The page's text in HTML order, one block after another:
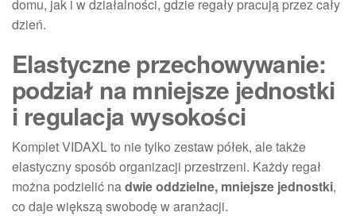
domu, jak i w działalności, gdzie regały pracują przez cały
dzień.
Elastyczne przechowywanie:
podział na mniejsze jednostki
i regulacja wysokości
Komplet VIDAXL to nie tylko zestaw półek, ale także
elastyczny sposób organizacji przestrzeni. Każdy regał
można podzielić nadwie oddzielne, mniejsze jednostki,
co daje większą swobodę w aranżacji.